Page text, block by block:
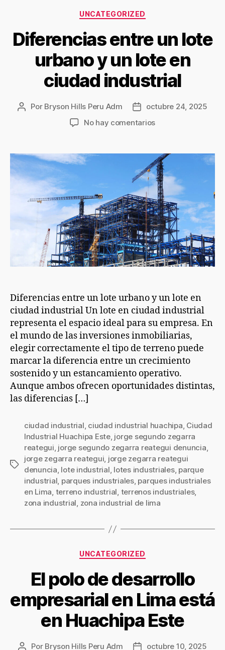
UNCATEGORIZED
Diferencias entre un lote
urbano y un lote en
ciudad industrial
Por Bryson Hills Peru Adm
octubre 24, 2025
No hay comentarios
Diferencias entre un lote urbano y un lote en
ciudad industrial Un lote en ciudad industrial
representa el espacio ideal para su empresa. En
el mundo de las inversiones inmobiliarias,
elegir correctamente el tipo de terreno puede
marcar la diferencia entre un crecimiento
sostenido y un estancamiento operativo.
Aunque ambos ofrecen oportunidades distintas,
las diferencias […]
ciudad industrial, ciudad industrial huachipa, Ciudad
Industrial Huachipa Este, jorge segundo zegarra
reategui, jorge segundo zegarra reategui denuncia,
jorge zegarra reategui, jorge zegarra reategui
denuncia, lote industrial, lotes industriales, parque
industrial, parques industriales, parques industriales
en Lima, terreno industrial, terrenos industriales,
zona industrial, zona industrial de lima
UNCATEGORIZED
El polo de desarrollo
empresarial en Lima está
en Huachipa Este
Por Bryson Hills Peru Adm octubre 10, 2025